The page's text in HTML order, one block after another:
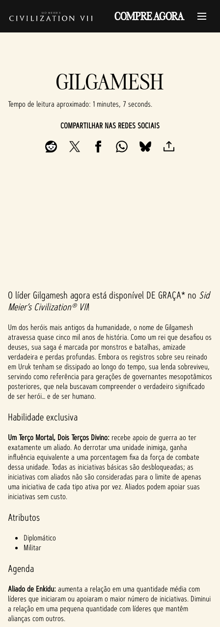
COMPRE AGORA
GILGAMESH
Tempo de leitura aproximado 1 minutes, 7 seconds
COMPARTILHAR NAS REDES SOCIAIS
A
c
c
e
p
t
P
l
a
y
clicar
jogar,
você
rda
a
políti
ca de
priva
O líder Gilgamesh agora está disponível DE GRAÇA* no Sid
Meier’s Civilization® VII!
Um dos heróis mais antigos da humanidade, o nome de Gilgamesh
atravessa quase cinco mil anos de história. Como um rei que desafiou os
deuses, sua saga é marcada por monstros e batalhas, amizade
verdadeira e perdas profundas. Embora os registros sobre seu reinado
em Uruk tenham se dissipado ao longo do tempo, sua lenda sobreviveu,
servindo como referência para gerações de governantes mesopotâmicos
posteriores, que nela buscavam compreender o verdadeiro significado
de ser herói… e de ser humano.
Habilidade exclusiva
Um Terço Mortal, Dois Terços Divino: recebe apoio de guerra ao ter
exatamente um aliado. Ao derrotar uma unidade inimiga, ganha
influência equivalente a uma porcentagem fixa da força de combate
dessa unidade. Todas as iniciativas básicas são desbloqueadas; as
iniciativas com aliados não são consideradas para o limite de apenas
uma iniciativa de cada tipo ativa por vez. Aliados podem apoiar suas
iniciativas sem custo.
Atributos
Diplomático
Militar
Agenda
Aliado de Enkidu:aumenta a relação em uma quantidade média com
líderes que iniciaram ou apoiaram o maior número de iniciativas. Diminui
a relação em uma pequena quantidade com líderes que mantêm
alianças com outros.